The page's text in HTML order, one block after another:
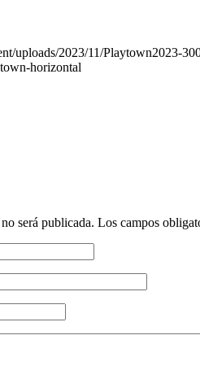
uploads/2023/11/Playtown2023-
horizontal
será publicada. Los campos